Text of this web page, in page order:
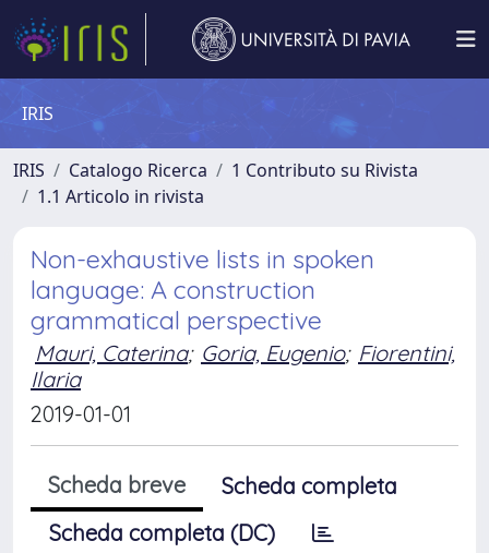
IRIS
IRIS Catalogo Ricerca
1 Contributo su Rivista
1.1 Articolo in rivista
Non-exhaustive lists in spoken
language: A construction
grammatical perspective
Mauri, Caterina; Goria, Eugenio; Fiorentini,
Ilaria
2019-01-01
Scheda breve
Scheda completa
Scheda completa (DC)